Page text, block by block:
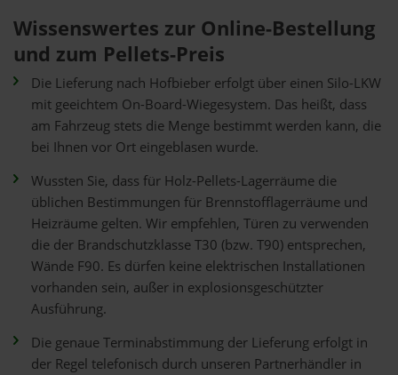
Wissenswertes zur Online-Bestellung
und zum Pellets-Preis
Die Lieferung nach Hofbieber erfolgt über einen Silo-LKW
mit geeichtem On-Board-Wiegesystem. Das heißt, dass
am Fahrzeug stets die Menge bestimmt werden kann, die
bei Ihnen vor Ort eingeblasen wurde.
Wussten Sie, dass für Holz-Pellets-Lagerräume die
üblichen Bestimmungen für Brennstofflagerräume und
Heizräume gelten. Wir empfehlen, Türen zu verwenden
die der Brandschutzklasse T30 (bzw. T90) entsprechen,
Wände F90. Es dürfen keine elektrischen Installationen
vorhanden sein, außer in explosionsgeschützter
Ausführung.
Die genaue Terminabstimmung der Lieferung erfolgt in
der Regel telefonisch durch unseren Partnerhändler in